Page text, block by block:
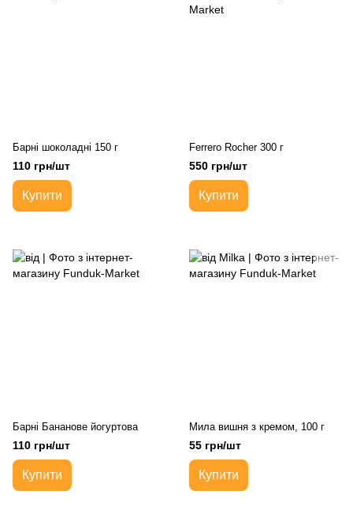
Барні шоколадні 150 г
110 грн/шт
Купити
Ferrero Rocher 300 г
550 грн/шт
Купити
Барні Бананове йогуртова
110 грн/шт
Купити
Мила вишня з кремом, 100 г
55 грн/шт
Купити